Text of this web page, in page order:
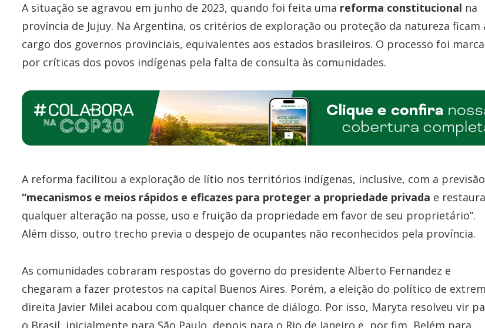
A situação se agravou em junho de 2023, quando foi feita uma reforma constitucional na
província de Jujuy. Na Argentina, os critérios de exploração ou proteção da natureza ficam
cargo dos governos provinciais, equivalentes aos estados brasileiros. O processo foi
por críticas dos povos indígenas pela falta de consulta às comunidades.
A reforma facilitou a exploração de lítio nos territórios indígenas, inclusive, com a
“mecanismos e meios rápidos e eficazes para proteger a propriedade privada e
qualquer alteração na posse, uso e fruição da propriedade em favor de seu proprietário”.
Além disso, outro trecho previa o despejo de ocupantes não reconhecidos pela província.
As comunidades cobraram respostas do governo do presidente Alberto Fernandez e
chegaram a fazer protestos na capital Buenos Aires. Porém, a eleição do político de
direita Javier Milei acabou com qualquer chance de diálogo. Por isso, Maryta resolveu vir